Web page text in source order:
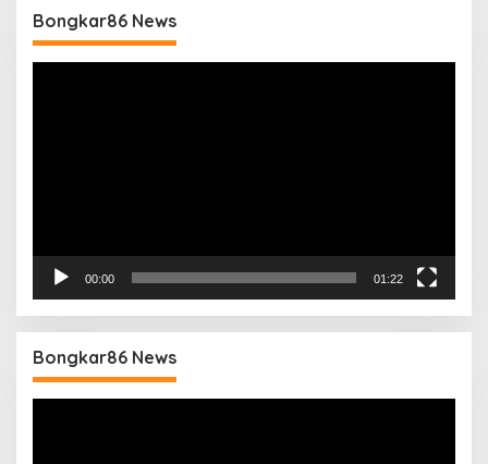
Bongkar86 News
00:00 01:22
Bongkar86 News